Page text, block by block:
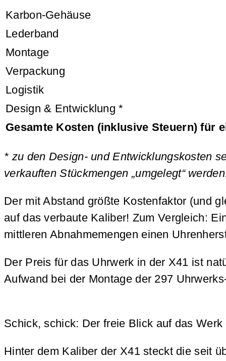
Karbon-Gehäuse
Lederband
Montage
Verpackung
Logistik
Design & Entwicklung *
Gesamte Kosten (inklusive Steuern) für
* zu den Design- und Entwicklungskosten
verkauften Stückmengen „umgelegt“
Der mit Abstand größte Kostenfaktor (und
auf das verbaute Kaliber! Zum Vergleich:
mittleren Abnahmemengen einen
Der Preis für das Uhrwerk in der X41 ist
Aufwand bei der Montage der 297
Schick, schick: Der freie Blick auf das
Hinter dem Kaliber der X41 steckt die seit